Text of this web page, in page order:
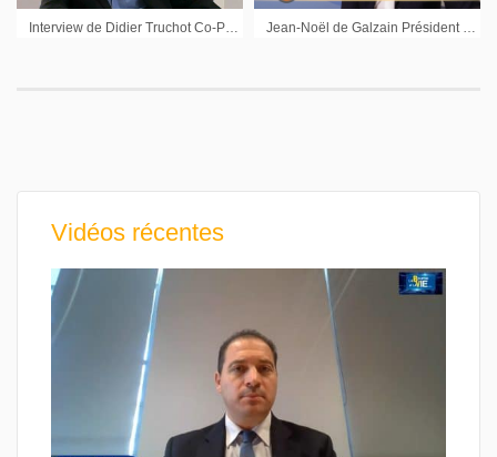
Vidéos récentes